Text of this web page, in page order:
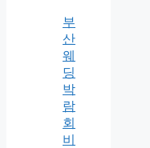
부
산
웨
딩
박
람
회
비